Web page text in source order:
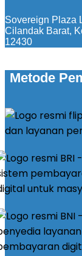
Sovereign Plaza
Cilandak Barat,
12430
Metode